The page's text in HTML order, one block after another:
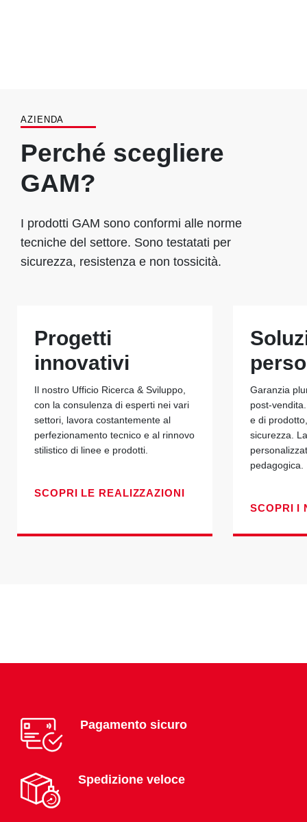
AZIENDA
Perché scegliere
GAM?
I prodotti GAM sono conformi alle norme
tecniche del settore. Sono testatati per
sicurezza, resistenza e non tossicità.
Progetti
innovativi
Il nostro Ufficio Ricerca & Sviluppo,
con la consulenza di esperti nei vari
settori, lavora costantemente al
perfezionamento tecnico e al rinnovo
stilistico di linee e prodotti.
SCOPRI LE REALIZZAZIONI
Garanzia
post-
e di
sicurezza.
pedagogica.
SCOPRI I
Pagamento sicuro
Spedizione veloce